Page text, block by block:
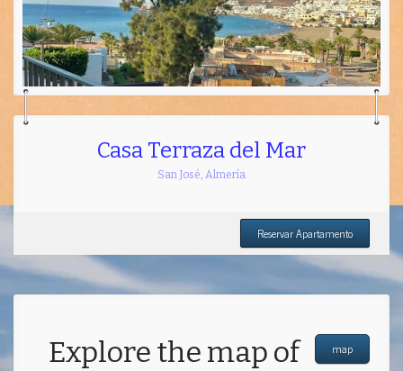
Casa Terraza del Mar
San José Almería
Reservar Apartamento
map
Explore the map of